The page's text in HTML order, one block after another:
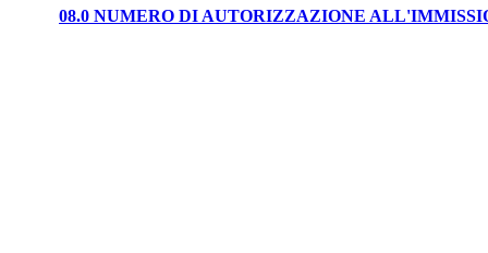
08.0 NUMERO DI AUTORIZZAZIONE